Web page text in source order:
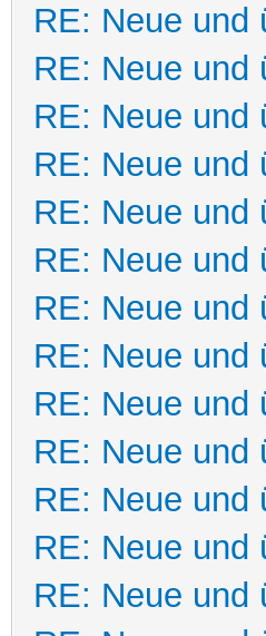
RE: Neue und
RE: Neue und
RE: Neue und
RE: Neue und
RE: Neue und
RE: Neue und
RE: Neue und
RE: Neue und
RE: Neue und
RE: Neue und
RE: Neue und
RE: Neue und
RE: Neue und